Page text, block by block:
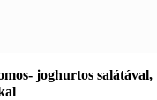
joghurtos salátával,